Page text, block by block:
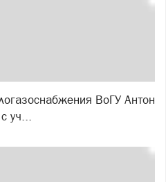
ВоГУ Антон
уч...